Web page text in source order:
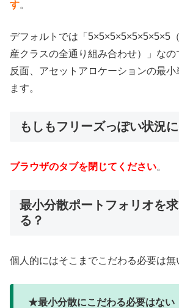
す。
デフォルトでは「5×5×5×5×5×5×5×5
産クラスの全通り組み合わせ）」な
反面、アセットアロケーションの最小
ます。
もしもフリーズっぽい状況
ブラウザのタブを閉じてください。
最小分散ポートフォリオを
る？
個人的にはそこまでこだわる必要は無
★最小分散にこだわる必要はない